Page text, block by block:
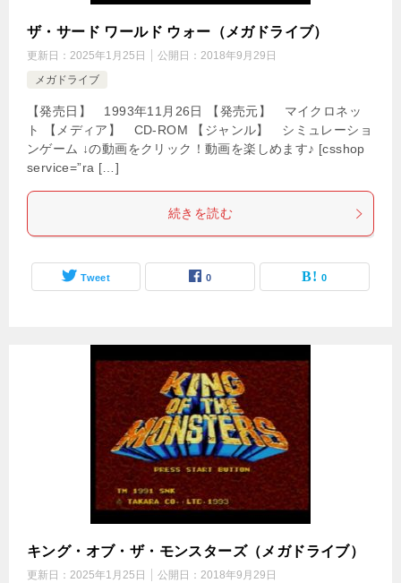
ザ・サード ワールド ウォー（メガドライブ）
更新日： 2025年1月25日 公開日： 2018年9月29日
メガドライブ
【発売日】 1993年11月26日 【発売元】 マイクロネッ
ト 【メディア】 CD-ROM 【ジャンル】 シミュレーショ
ンゲーム ↓の動画をクリック！動画を楽しめます♪ [csshop
service=”ra […]
続きを読む
Tweet 0 0
キング・オブ・ザ・モンスターズ（メガドライブ）
更新日： 2025年1月25日 公開日： 2018年9月29日